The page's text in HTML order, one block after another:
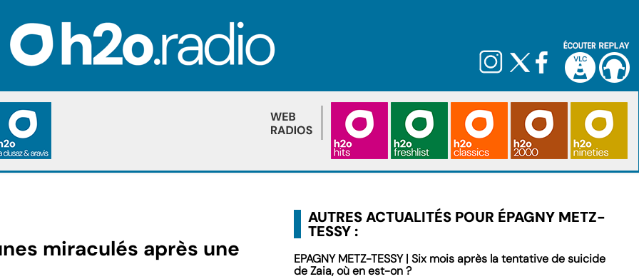
miraculés après une
AUTRES ACTUALITÉS POUR ÉPAGNY METZ-
TESSY :
EPAGNY METZ-TESSY | Six mois après la tentative de suicide
de Zaia, où en est-on ?